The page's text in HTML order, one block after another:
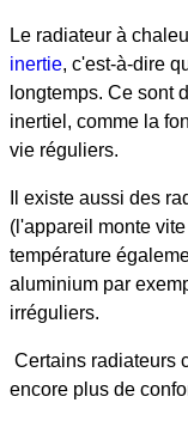
Le radiateur à
inertie, c'est-à-dire
longtemps. Ce sont
inertiel, comme la
vie réguliers.
Il existe aussi des
(l'appareil monte
température
aluminium par
irréguliers.
Certains radiateurs
encore plus de